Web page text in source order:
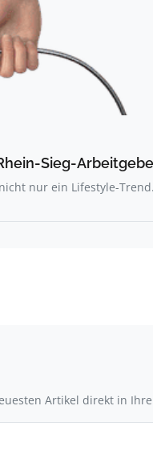
Sieg-
nur ein Lifestyle-
Artikel direkt in